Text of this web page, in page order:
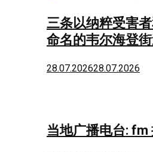
三条以纳粹受害
命名的韦尔海登
28.07.202628.07.2026
当地广播电台: fm